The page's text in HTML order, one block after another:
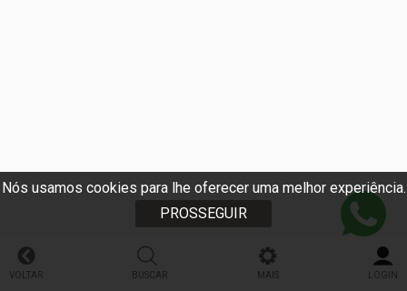
Nós usamos cookies para lhe oferecer uma melhor experiência.
PROSSEGUIR
VOLTAR BUSCAR MAIS LOGIN